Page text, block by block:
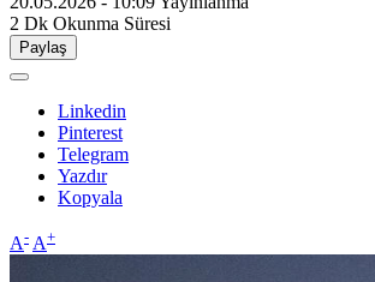
2 Dk Okunma Süresi
Paylaş
Linkedin
Pinterest
Telegram
Yazdır
Kopyala
A- A+